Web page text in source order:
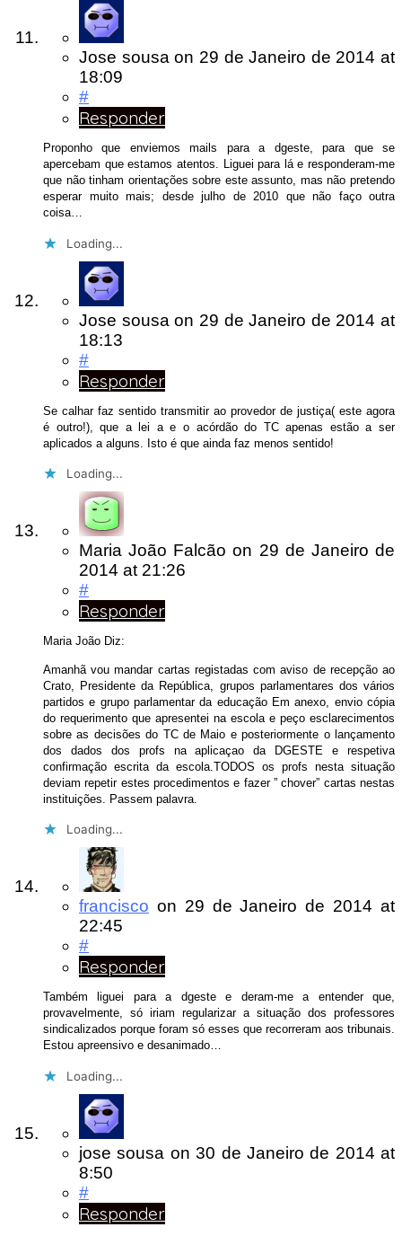
Jose sousa on 29 de Janeiro de 2014 at
18:09
#
Responder
Proponho que enviemos mails para a dgeste, para que se
apercebam que estamos atentos. Liguei para lá e responderam-me
que não tinham orientações sobre este assunto, mas não pretendo
esperar muito mais; desde julho de 2010 que não faço outra
coisa…
Loading...
Jose sousa on 29 de Janeiro de 2014 at
18:13
#
Responder
Se calhar faz sentido transmitir ao provedor de justiça( este agora
é outro!), que a lei a e o acórdão do TC apenas estão a ser
aplicados a alguns. Isto é que ainda faz menos sentido!
Loading...
Maria João Falcão on 29 de Janeiro de
2014 at 21:26
#
Responder
Maria João Diz:
Amanhã vou mandar cartas registadas com aviso de recepção ao
Crato, Presidente da República, grupos parlamentares dos vários
partidos e grupo parlamentar da educação Em anexo, envio cópia
do requerimento que apresentei na escola e peço esclarecimentos
sobre as decisões do TC de Maio e posteriormente o lançamento
dos dados dos profs na aplicaçao da DGESTE e respetiva
confirmação escrita da escola.TODOS os profs nesta situação
deviam repetir estes procedimentos e fazer ” chover” cartas nestas
instituições. Passem palavra.
Loading...
francisco on 29 de Janeiro de 2014at
22:45
#
Responder
Também liguei para a dgeste e deram-me a entender que,
provavelmente, só iriam regularizar a situação dos professores
sindicalizados porque foram só esses que recorreram aos tribunais.
Estou apreensivo e desanimado…
Loading...
jose sousa on30 de Janeiro de 2014 at
8:50
#
Responder